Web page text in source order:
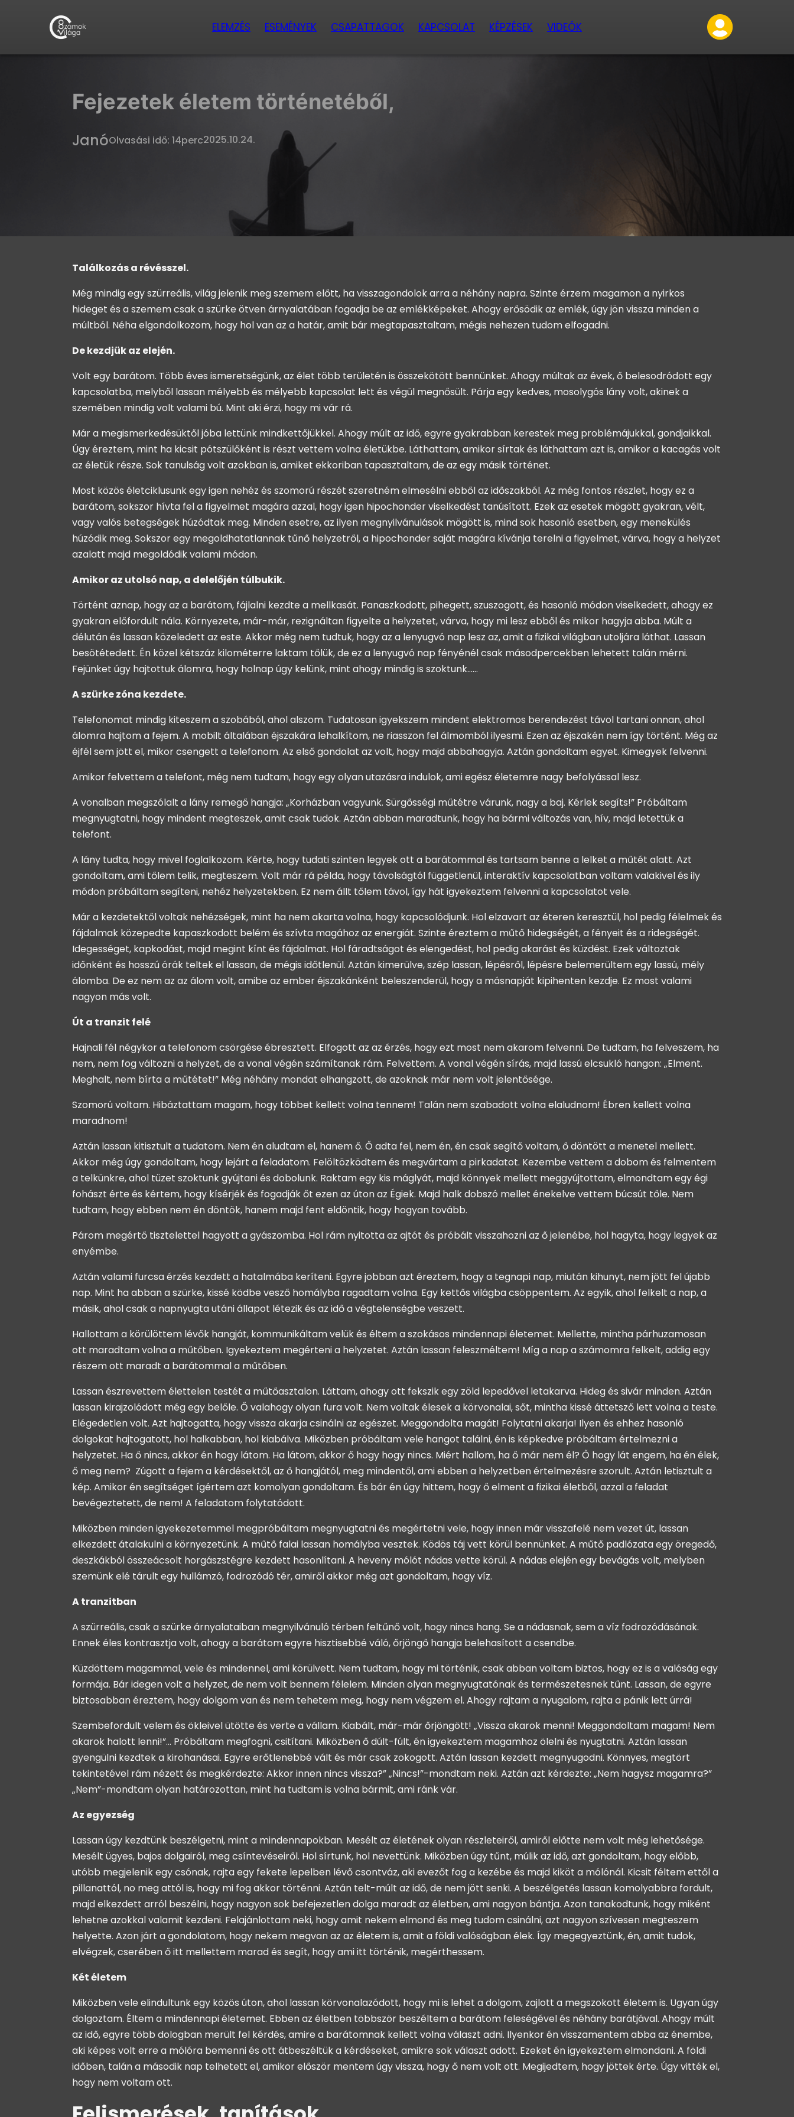
ELEMZÉS ESEMÉNYEK CSAPATTAGOK KAPCSOLAT KÉPZÉSEK VIDEÓK
Fejezetek életem történetéből,
JanóOlvasási idő: 14perc2025.10.24.
Találkozás a révésszel.
Még mindig egy szürreális, világ jelenik meg szemem előtt, ha visszagondolok arra a néhány napra. Szinte érzem magamon a nyirkos
hideget és a szemem csak a szürke ötven árnyalatában fogadja be az emlékképeket. Ahogy erősödik az emlék, úgy jön vissza minden a
múltból. Néha elgondolkozom, hogy hol van az a határ, amit bár megtapasztaltam, mégis nehezen tudom elfogadni.
De kezdjük az elején.
Volt egy barátom. Több éves ismeretségünk, az élet több területén is összekötött bennünket. Ahogy múltak az évek, ő belesodródott egy
kapcsolatba, melyből lassan mélyebb és mélyebb kapcsolat lett és végül megnősült. Párja egy kedves, mosolygós lány volt, akinek a
szemében mindig volt valami bú. Mint aki érzi, hogy mi vár rá.
Már a megismerkedésüktől jóba lettünk mindkettőjükkel. Ahogy múlt az idő, egyre gyakrabban kerestek meg problémájukkal, gondjaikkal.
Úgy éreztem, mint ha kicsit pótszülőként is részt vettem volna életükbe. Láthattam, amikor sírtak és láthattam azt is, amikor a kacagás volt
az életük része. Sok tanulság volt azokban is, amiket ekkoriban tapasztaltam, de az egy másik történet.
Most közös életciklusunk egy igen nehéz és szomorú részét szeretném elmesélni ebből az időszakból. Az még fontos részlet, hogy ez a
barátom, sokszor hívta fel a figyelmet magára azzal, hogy igen hipochonder viselkedést tanúsított. Ezek az esetek mögött gyakran, vélt,
vagy valós betegségek húzódtak meg. Minden esetre, az ilyen megnyilvánulások mögött is, mind sok hasonló esetben, egy menekülés
húzódik meg. Sokszor egy megoldhatatlannak tűnő helyzetről, a hipochonder saját magára kívánja terelni a figyelmet, várva, hogy a helyzet
azalatt majd megoldódik valami módon.
Amikor az utolsó nap, a delelőjén túlbukik.
Történt aznap, hogy az a barátom, fájlalni kezdte a mellkasát. Panaszkodott, pihegett, szuszogott, és hasonló módon viselkedett, ahogy ez
gyakran előfordult nála. Környezete, már-már, rezignáltan figyelte a helyzetet, várva, hogy mi lesz ebből és mikor hagyja abba. Múlt a
délután és lassan közeledett az este. Akkor még nem tudtuk, hogy az a lenyugvó nap lesz az, amit a fizikai világban utoljára láthat. Lassan
besötétedett. Én közel kétszáz kilométerre laktam tőlük, de ez a lenyugvó nap fényénél csak másodpercekben lehetett talán mérni.
Fejünket úgy hajtottuk álomra, hogy holnap úgy kelünk, mint ahogy mindig is szoktunk……
A szürke zóna kezdete.
Telefonomat mindig kiteszem a szobából, ahol alszom. Tudatosan igyekszem mindent elektromos berendezést távol tartani onnan, ahol
álomra hajtom a fejem. A mobilt általában éjszakára lehalkítom, ne riasszon fel álmomból ilyesmi. Ezen az éjszakén nem így történt. Még az
éjfél sem jött el, mikor csengett a telefonom. Az első gondolat az volt, hogy majd abbahagyja. Aztán gondoltam egyet. Kimegyek felvenni.
Amikor felvettem a telefont, még nem tudtam, hogy egy olyan utazásra indulok, ami egész életemre nagy befolyással lesz.
A vonalban megszólalt a lány remegő hangja: „Korházban vagyunk. Sürgősségi műtétre várunk, nagy a baj. Kérlek segíts!” Próbáltam
megnyugtatni, hogy mindent megteszek, amit csak tudok. Aztán abban maradtunk, hogy ha bármi változás van, hív, majd letettük a
telefont.
A lány tudta, hogy mivel foglalkozom. Kérte, hogy tudati szinten legyek ott a barátommal és tartsam benne a lelket a műtét alatt. Azt
gondoltam, ami tőlem telik, megteszem. Volt már rá példa, hogy távolságtól függetlenül, interaktív kapcsolatban voltam valakivel és ily
módon próbáltam segíteni, nehéz helyzetekben. Ez nem állt tőlem távol, így hát igyekeztem felvenni a kapcsolatot vele.
Már a kezdetektől voltak nehézségek, mint ha nem akarta volna, hogy kapcsolódjunk. Hol elzavart az éteren keresztül, hol pedig félelmek és
fájdalmak közepedte kapaszkodott belém és szívta magához az energiát. Szinte éreztem a műtő hidegségét, a fényeit és a ridegségét.
Idegességet, kapkodást, majd megint kínt és fájdalmat. Hol fáradtságot és elengedést, hol pedig akarást és küzdést. Ezek változtak
időnként és hosszú órák teltek el lassan, de mégis időtlenül. Aztán kimerülve, szép lassan, lépésről, lépésre belemerültem egy lassú, mély
álomba. De ez nem az az álom volt, amibe az ember éjszakánként beleszenderül, hogy a másnapját kipihenten kezdje. Ez most valami
nagyon más volt.
Út a tranzit felé
Hajnali fél négykor a telefonom csörgése ébresztett. Elfogott az az érzés, hogy ezt most nem akarom felvenni. De tudtam, ha felveszem, ha
nem, nem fog változni a helyzet, de a vonal végén számítanak rám. Felvettem. A vonal végén sírás, majd lassú elcsukló hangon: „Elment.
Meghalt, nem bírta a műtétet!” Még néhány mondat elhangzott, de azoknak már nem volt jelentősége.
Szomorú voltam. Hibáztattam magam, hogy többet kellett volna tennem! Talán nem szabadott volna elaludnom! Ébren kellett volna
maradnom!
Aztán lassan kitisztult a tudatom. Nem én aludtam el, hanem ő. Ő adta fel, nem én, én csak segítő voltam, ő döntött a menetel mellett.
Akkor még úgy gondoltam, hogy lejárt a feladatom. Felöltözködtem és megvártam a pirkadatot. Kezembe vettem a dobom és felmentem
a telkünkre, ahol tüzet szoktunk gyújtani és dobolunk. Raktam egy kis máglyát, majd könnyek mellett meggyújtottam, elmondtam egy égi
fohászt érte és kértem, hogy kísérjék és fogadják őt ezen az úton az Égiek. Majd halk dobszó mellet énekelve vettem búcsút tőle. Nem
tudtam, hogy ebben nem én döntök, hanem majd fent eldöntik, hogy hogyan tovább.
Párom megértő tisztelettel hagyott a gyászomba. Hol rám nyitotta az ajtót és próbált visszahozni az ő jelenébe, hol hagyta, hogy legyek az
enyémbe.
Aztán valami furcsa érzés kezdett a hatalmába keríteni. Egyre jobban azt éreztem, hogy a tegnapi nap, miután kihunyt, nem jött fel újabb
nap. Mint ha abban a szürke, kissé ködbe vesző homályba ragadtam volna. Egy kettős világba csöppentem. Az egyik, ahol felkelt a nap, a
másik, ahol csak a napnyugta utáni állapot létezik és az idő a végtelenségbe veszett.
Hallottam a körülöttem lévők hangját, kommunikáltam velük és éltem a szokásos mindennapi életemet. Mellette, mintha párhuzamosan
ott maradtam volna a műtőben. Igyekeztem megérteni a helyzetet. Aztán lassan feleszméltem! Míg a nap a számomra felkelt, addig egy
részem ott maradt a barátommal a műtőben.
Lassan észrevettem élettelen testét a műtőasztalon. Láttam, ahogy ott fekszik egy zöld lepedővel letakarva. Hideg és sivár minden. Aztán
lassan kirajzolódott még egy belőle. Ő valahogy olyan fura volt. Nem voltak élesek a körvonalai, sőt, mintha kissé áttetsző lett volna a teste.
Elégedetlen volt. Azt hajtogatta, hogy vissza akarja csinálni az egészet. Meggondolta magát! Folytatni akarja! Ilyen és ehhez hasonló
dolgokat hajtogatott, hol halkabban, hol kiabálva. Miközben próbáltam vele hangot találni, én is képkedve próbáltam értelmezni a
helyzetet. Ha ő nincs, akkor én hogy látom. Ha látom, akkor ő hogy hogy nincs. Miért hallom, ha ő már nem él? Ő hogy lát engem, ha én élek,
ő meg nem? Zúgott a fejem a kérdésektől, az ő hangjától, meg mindentől, ami ebben a helyzetben értelmezésre szorult. Aztán letisztult a
kép. Amikor én segítséget ígértem azt komolyan gondoltam. És bár én úgy hittem, hogy ő elment a fizikai életből, azzal a feladat
bevégeztetett, de nem! A feladatom folytatódott.
Miközben minden igyekezetemmel megpróbáltam megnyugtatni és megértetni vele, hogy innen már visszafelé nem vezet út, lassan
elkezdett átalakulni a környezetünk. A műtő falai lassan homályba vesztek. Ködös táj vett körül bennünket. A műtő padlózata egy öregedő,
deszkákból összeácsolt horgászstégre kezdett hasonlítani. A heveny mólót nádas vette körül. A nádas elején egy bevágás volt, melyben
szemünk elé tárult egy hullámzó, fodrozódó tér, amiről akkor még azt gondoltam, hogy víz.
A tranzitban
A szürreális, csak a szürke árnyalataiban megnyilvánuló térben feltűnő volt, hogy nincs hang. Se a nádasnak, sem a víz fodrozódásának.
Ennek éles kontrasztja volt, ahogy a barátom egyre hisztisebbé váló, őrjöngő hangja belehasított a csendbe.
Küzdöttem magammal, vele és mindennel, ami körülvett. Nem tudtam, hogy mi történik, csak abban voltam biztos, hogy ez is a valóság egy
formája. Bár idegen volt a helyzet, de nem volt bennem félelem. Minden olyan megnyugtatónak és természetesnek tűnt. Lassan, de egyre
biztosabban éreztem, hogy dolgom van és nem tehetem meg, hogy nem végzem el. Ahogy rajtam a nyugalom, rajta a pánik lett úrrá!
Szembefordult velem és ökleivel ütötte és verte a vállam. Kiabált, már-már őrjöngött! „Vissza akarok menni! Meggondoltam magam! Nem
akarok halott lenni!”… Próbáltam megfogni, csitítani. Miközben ő dúlt-fúlt, én igyekeztem magamhoz ölelni és nyugtatni. Aztán lassan
gyengülni kezdtek a kirohanásai. Egyre erőtlenebbé vált és már csak zokogott. Aztán lassan kezdett megnyugodni. Könnyes, megtört
tekintetével rám nézett és megkérdezte: Akkor innen nincs vissza?” „Nincs!”-mondtam neki. Aztán azt kérdezte: „Nem hagysz magamra?”
„Nem”-mondtam olyan határozottan, mint ha tudtam is volna bármit, ami ránk vár.
Az egyezség
Lassan úgy kezdtünk beszélgetni, mint a mindennapokban. Mesélt az életének olyan részleteiről, amiről előtte nem volt még lehetősége.
Mesélt ügyes, bajos dolgairól, meg csíntevéseiről. Hol sírtunk, hol nevettünk. Miközben úgy tűnt, múlik az idő, azt gondoltam, hogy előbb,
utóbb megjelenik egy csónak, rajta egy fekete lepelben lévő csontváz, aki evezőt fog a kezébe és majd kiköt a mólónál. Kicsit féltem ettől a
pillanattól, no meg attól is, hogy mi fog akkor történni. Aztán telt-múlt az idő, de nem jött senki. A beszélgetés lassan komolyabbra fordult,
majd elkezdett arról beszélni, hogy nagyon sok befejezetlen dolga maradt az életben, ami nagyon bántja. Azon tanakodtunk, hogy miként
lehetne azokkal valamit kezdeni. Felajánlottam neki, hogy amit nekem elmond és meg tudom csinálni, azt nagyon szívesen megteszem
helyette. Azon járt a gondolatom, hogy nekem megvan az az életem is, amit a földi valóságban élek. Így megegyeztünk, én, amit tudok,
elvégzek, cserében ő itt mellettem marad és segít, hogy ami itt történik, megérthessem.
Két életem
Miközben vele elindultunk egy közös úton, ahol lassan körvonalazódott, hogy mi is lehet a dolgom, zajlott a megszokott életem is. Ugyan úgy
dolgoztam. Éltem a mindennapi életemet. Ebben az életben többször beszéltem a barátom feleségével és néhány barátjával. Ahogy múlt
az idő, egyre több dologban merült fel kérdés, amire a barátomnak kellett volna választ adni. Ilyenkor én visszamentem abba az énembe,
aki képes volt erre a mólóra bemenni és ott átbeszéltük a kérdéseket, amikre sok választ adott. Ezeket én igyekeztem elmondani. A földi
időben, talán a második nap telhetett el, amikor először mentem úgy vissza, hogy ő nem volt ott. Megijedtem, hogy jöttek érte. Úgy vitték el,
hogy nem voltam ott.